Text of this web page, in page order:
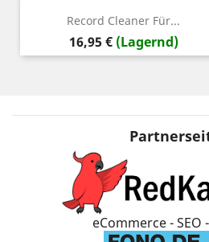
Record Cleaner Für...
Preis
16,95 € (Lagernd)
eCommerce - SEO